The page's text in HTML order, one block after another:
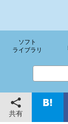
ソフト
ライブラリ
共有